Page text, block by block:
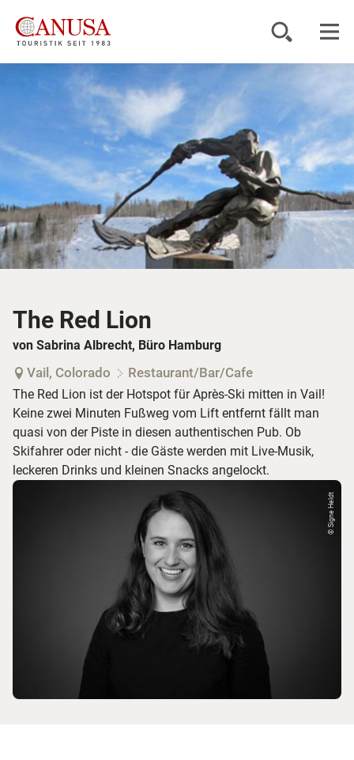
Inspiration
Service
The Red Lion
von Sabrina Albrecht, Büro Hamburg
Vail, Colorado Restaurant/Bar/Cafe
The Red Lion ist der Hotspot für Après-Ski mitten in Vail!
Keine zwei Minuten Fußweg vom Lift entfernt fällt man
quasi von der Piste in diesen authentischen Pub. Ob
Skifahrer oder nicht - die Gäste werden mit Live-Musik,
leckeren Drinks und kleinen Snacks angelockt.
© Signe Heldt